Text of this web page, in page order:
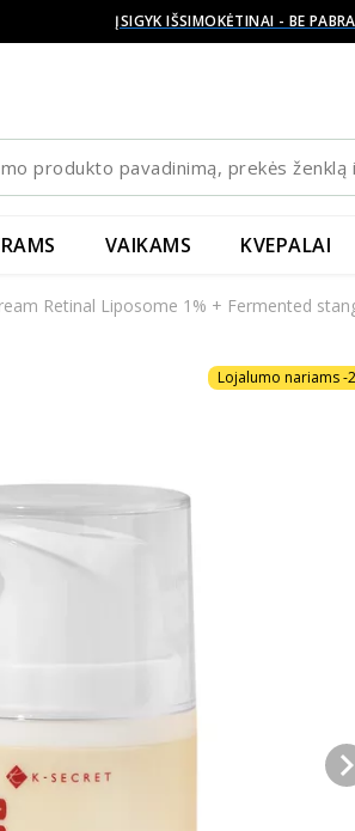
ĮSIGYK IŠSIMOKĖTINAI - BE
VAIKAMS KVEPALAI
Retinal Liposome 1% + Fermented
Lojalumo nariams -